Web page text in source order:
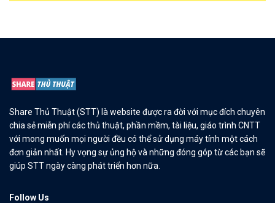
Share Thủ Thuật (STT) là website được ra đời với mục đích chuyên
chia sẻ miễn phí các thủ thuật, phần mềm, tài liệu, giáo trình CNTT
với mong muốn mọi người đều có thể sử dụng máy tính một cách
đơn giản nhất. Hy vọng sự ủng hộ và những đóng góp từ các bạn sẽ
giúp STT ngày càng phát triển hơn nữa.
Follow Us